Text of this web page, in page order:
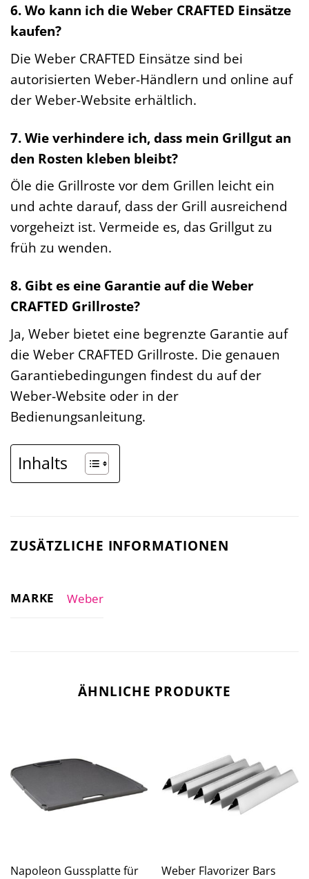
6. Wo kann ich die Weber CRAFTED Einsätze
kaufen?
Die Weber CRAFTED Einsätze sind bei
autorisierten Weber-Händlern und online auf
der Weber-Website erhältlich.
7. Wie verhindere ich, dass mein Grillgut an
den Rosten kleben bleibt?
Öle die Grillroste vor dem Grillen leicht ein
und achte darauf, dass der Grill ausreichend
vorgeheizt ist. Vermeide es, das Grillgut zu
früh zu wenden.
8. Gibt es eine Garantie auf die Weber
CRAFTED Grillroste?
Ja, Weber bietet eine begrenzte Garantie auf
die Weber CRAFTED Grillroste. Die genauen
Garantiebedingungen findest du auf der
Weber-Website oder in der
Bedienungsanleitung.
Inhalts
ZUSÄTZLICHE INFORMATIONEN
MARKE Weber
ÄHNLICHE PRODUKTE
Napoleon Gussplatte für
Weber Flavorizer Bars